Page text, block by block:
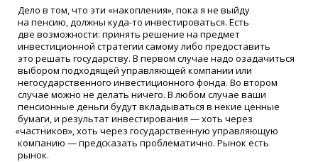
Дело в том, что эти «накопления», пока я не выйду
на пенсию, должны куда-то инвестироваться. Есть
две возможности: принять решение на предмет
инвестиционной стратегии самому либо предоставить
это решать государству. В первом случае надо озадачиться
выбором подходящей управляющей компании или
негосударственного инвестиционного фонда. Во втором
случае можно не делать ничего. В любом случае ваши
пенсионные деньги будут вкладываться в некие ценные
бумаги, и результат инвестирования — хоть через
«частников», хоть через государственную управляющую
компанию — предсказать проблематично. Рынок есть
рынок.